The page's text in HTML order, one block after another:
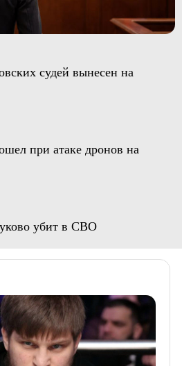
судей вынесен на
при атаке дронов на
убит в СВО